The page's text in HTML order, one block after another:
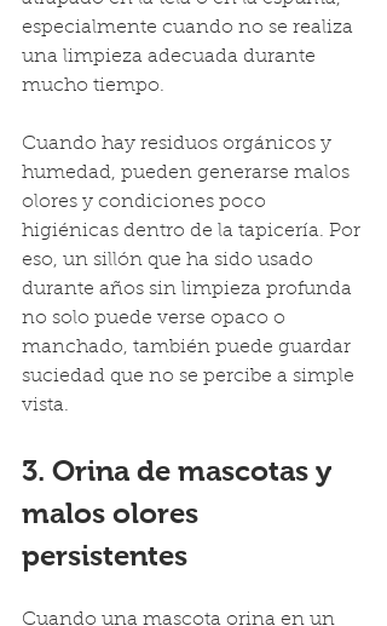
especialmente cuando no se realiza
una limpieza adecuada durante
mucho tiempo.
Cuando hay residuos orgánicos y
humedad, pueden generarse malos
olores y condiciones poco
higiénicas dentro de la tapicería. Por
eso, un sillón que ha sido usado
durante años sin limpieza profunda
no solo puede verse opaco o
manchado, también puede guardar
suciedad que no se percibe a simple
vista.
3. Orina de mascotas y
malos olores
persistentes
Cuando una mascota orina en un